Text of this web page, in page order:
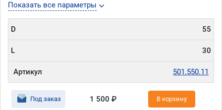
Показать все параметры
D 55
L 30
Артикул 501.550.11
Под заказ 1 500 ₽ В корзину